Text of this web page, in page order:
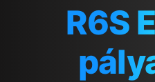
R6S